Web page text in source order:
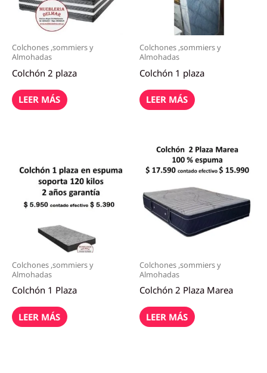
Colchones ,sommiers y
Almohadas
Colchón 2 plaza
LEER MÁS
Colchones ,sommiers y
Almohadas
Colchón 1 plaza
LEER MÁS
Colchones ,sommiers y
Almohadas
Colchón 1 Plaza
LEER MÁS
Colchones ,sommiers y
Almohadas
Colchón 2 Plaza Marea
LEER MÁS